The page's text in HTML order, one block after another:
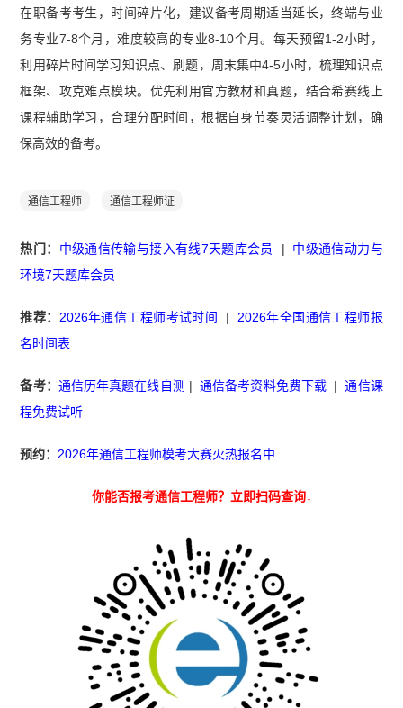
在职备考考生，时间碎片化，建议备考周期适当延长，终端与业
务专业7-8个月，难度较高的专业8-10个月。每天预留1-2小时，
利用碎片时间学习知识点、刷题，周末集中4-5小时，梳理知识点
框架、攻克难点模块。优先利用官方教材和真题，结合希赛线上
课程辅助学习，合理分配时间，根据自身节奏灵活调整计划，确
保高效的备考。
通信工程师 通信工程师证
热门： 中级通信传输与接入有线7天题库会员 | 中级通信动力与
环境7天题库会员
推荐： 2026年通信工程师考试时间 | 2026年全国通信工程师报
名时间表
备考： 通信历年真题在线自测 |通信备考资料免费下载 |通信课
程免费试听
预约： 2026年通信工程师模考大赛火热报名中
你能否报考通信工程师？立即扫码查询↓